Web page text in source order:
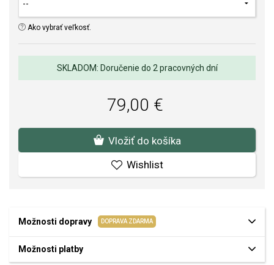
Ako vybrať veľkosť.
SKLADOM: Doručenie do 2 pracovných dní
79,00 €
Vložiť do košíka
Wishlist
Možnosti dopravy DOPRAVA ZDARMA
Možnosti platby